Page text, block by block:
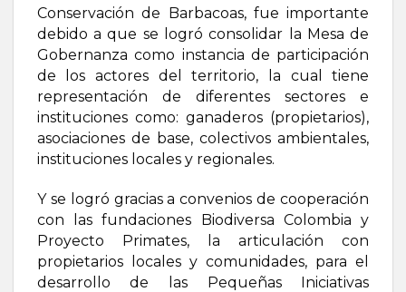
Conservación de Barbacoas, fue importante
debido a que se logró consolidar la Mesa de
Gobernanza como instancia de participación
de los actores del territorio, la cual tiene
representación de diferentes sectores e
instituciones como: ganaderos (propietarios),
asociaciones de base, colectivos ambientales,
instituciones locales y regionales.
Y se logró gracias a convenios de cooperación
con las fundaciones Biodiversa Colombia y
Proyecto Primates, la articulación con
propietarios locales y comunidades, para el
desarrollo de las Pequeñas Iniciativas